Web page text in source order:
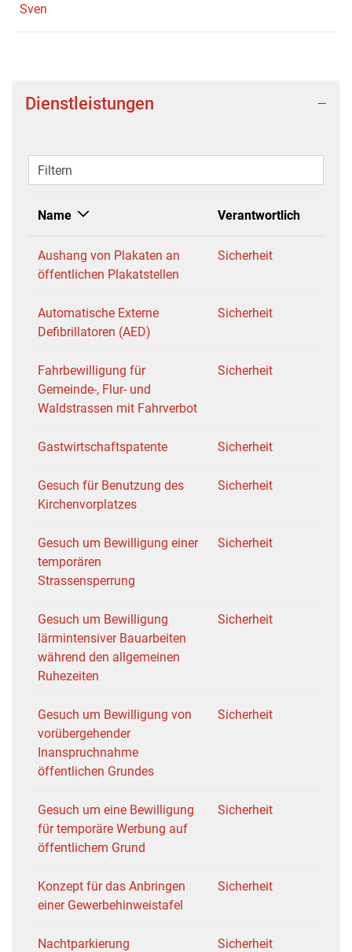
Sven
Dienstleistungen
Filtern
Name Verantwortlich
Aushang von Plakaten an
öffentlichen Plakatstellen
Sicherheit
Automatische Externe
Defibrillatoren (AED)
Sicherheit
Fahrbewilligung für
Gemeinde-, Flur- und
Waldstrassen mit Fahrverbot
Sicherheit
Gastwirtschaftspatente Sicherheit
Gesuch für Benutzung des
Kirchenvorplatzes
Sicherheit
Gesuch um Bewilligung einer
temporären
Strassensperrung
Sicherheit
Gesuch um Bewilligung
lärmintensiver Bauarbeiten
während den allgemeinen
Ruhezeiten
Sicherheit
Gesuch um Bewilligung von
vorübergehender
Inanspruchnahme
öffentlichen Grundes
Sicherheit
Gesuch um eine Bewilligung
für temporäre Werbung auf
öffentlichem Grund
Sicherheit
Konzept für das Anbringen
einer Gewerbehinweistafel
Sicherheit
Nachtparkierung Sicherheit